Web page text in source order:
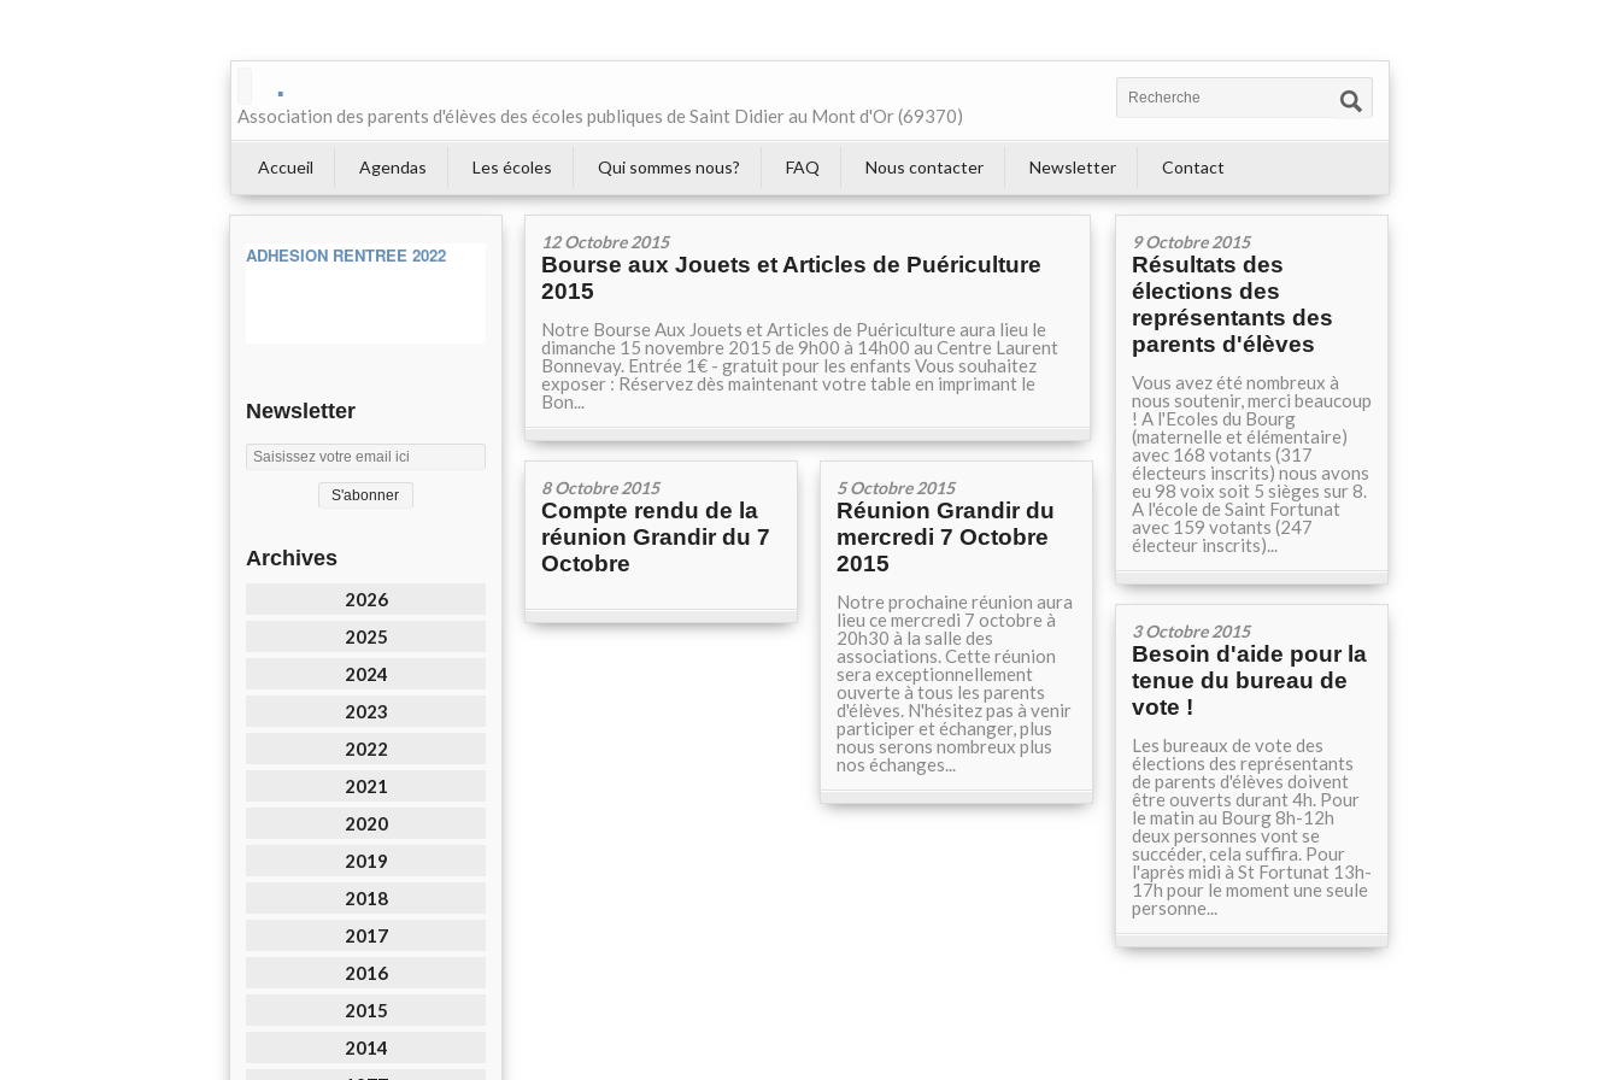
.
Association des parents d'élèves des écoles publiques de Saint Didier au Mont d'Or (69370)
Accueil Agendas Les écoles Qui sommes nous? FAQ Nous contacter Newsletter Contact
ADHESION RENTREE 2022
Newsletter
Archives
2026
2025
2024
2023
2022
2021
2020
2019
2018
2017
2016
2015
2014
12 Octobre 2015
Bourse aux Jouets et Articles de Puériculture
2015
Notre Bourse Aux Jouets et Articles de Puériculture aura lieu le
dimanche 15 novembre 2015 de 9h00 à 14h00 au Centre Laurent
Bonnevay. Entrée 1€ - gratuit pour les enfants Vous souhaitez
exposer : Réservez dès maintenant votre table en imprimant le
Bon...
9 Octobre 2015
Résultats des
élections des
représentants des
parents d'élèves
Vous avez été nombreux à
nous soutenir, merci beaucoup
! A l'Ecoles du Bourg
(maternelle et élémentaire)
avec 168 votants (317
électeurs inscrits) nous avons
eu 98 voix soit 5 sièges sur 8.
A l'école de Saint Fortunat
avec 159 votants (247
électeur inscrits)...
8 Octobre 2015
Compte rendu de la
réunion Grandir du 7
Octobre
5 Octobre 2015
Réunion Grandir du
mercredi 7 Octobre
2015
Notre prochaine réunion aura
lieu ce mercredi 7 octobre à
20h30 à la salle des
associations. Cette réunion
sera exceptionnellement
ouverte à tous les parents
d'élèves. N'hésitez pas à venir
participer et échanger, plus
nous serons nombreux plus
nos échanges...
3 Octobre 2015
Besoin d'aide pour la
tenue du bureau de
vote !
Les bureaux de vote des
élections des représentants
de parents d'élèves doivent
être ouverts durant 4h. Pour
le matin au Bourg 8h-12h
deux personnes vont se
succéder, cela suffira. Pour
l'après midi à St Fortunat 13h-
17h pour le moment une seule
personne...